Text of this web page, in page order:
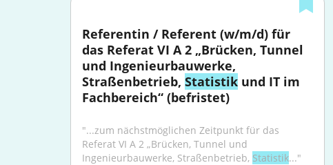
Referentin / Referent (w/m/d) für
das Referat VI A 2 „Brücken, Tunnel
und Ingenieurbauwerke,
Straßenbetrieb, Statistik und IT im
Fachbereich“ (befristet)
"...zum nächstmöglichen Zeitpunkt für das
Referat VI A 2 „Brücken, Tunnel und
Ingenieurbauwerke, Straßenbetrieb, Statistik..."